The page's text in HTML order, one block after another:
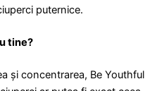
puternice.
tine?
și concentrarea, Be Youthful